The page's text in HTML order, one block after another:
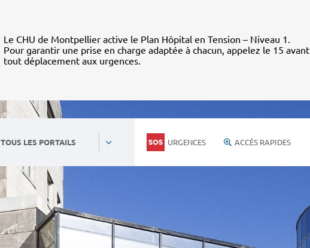
Le CHU de Montpellier active le Plan Hôpital en Tension – Niveau 1.
Pour garantir une prise en charge adaptée à chacun, appelez le 15 avant
tout déplacement aux urgences.
TOUS LES PORTAILS URGENCES ACCÈS RAPIDES